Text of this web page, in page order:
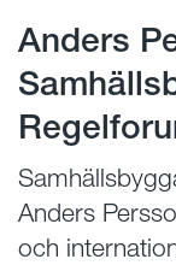
Anders
Anders
och